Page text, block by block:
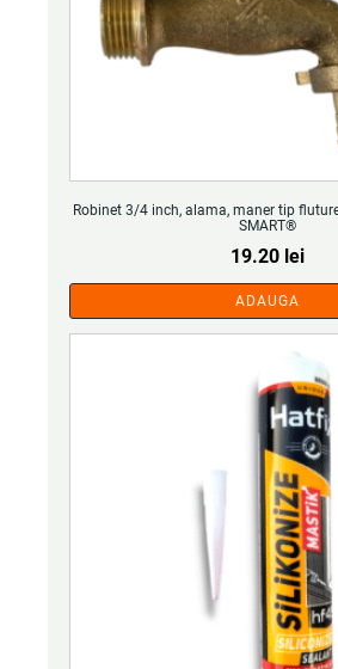
Robinet 3/4 inch, alama, maner tip
SMART®
19.20 lei
ADAUGA